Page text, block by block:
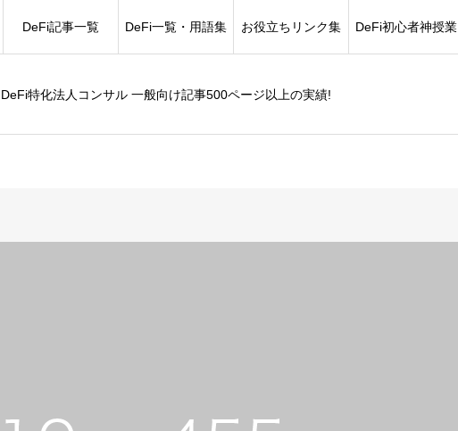
DeFi特化法人コンサル 一般向け記事500ページ以上の実績!
DeFi記事一覧 DeFi一覧・用語集 お役立ちリンク集 DeFi初心者神授業